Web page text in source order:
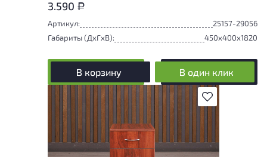
3.590 Р
Артикул:
25157-29056
Габариты (ДxГxВ):
450x400x1820
В корзину В один клик
В избранное